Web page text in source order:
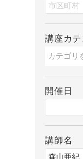
講座カ
開催日
講師名